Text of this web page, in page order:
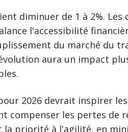
diminuer de 1 à 2%.
l'accessibilité
du marché du
aura un impact
2026 devrait inspirer
compenser les pertes de
la priorité à l'agilité, en